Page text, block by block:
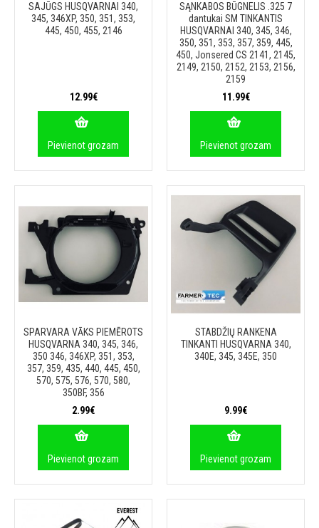
SAJŪGS HUSQVARNAI 340,
345, 346XP, 350, 351, 353,
445, 450, 455, 2146
12.99€
Pievienot grozam
SĄNKABOS BŪGNELIS .325 7
dantukai SM TINKANTIS
HUSQVARNAI 340, 345, 346,
350, 351, 353, 357, 359, 445,
450, Jonsered CS 2141, 2145,
2149, 2150, 2152, 2153, 2156,
2159
11.99€
Pievienot grozam
SPARVARA VĀKS PIEMĒROTS
HUSQVARNA 340, 345, 346,
350 346, 346XP, 351, 353,
357, 359, 435, 440, 445, 450,
570, 575, 576, 570, 580,
350BF, 356
2.99€
Pievienot grozam
STABDŽIŲ RANKENA
TINKANTI HUSQVARNA 340,
340E, 345, 345E, 350
9.99€
Pievienot grozam